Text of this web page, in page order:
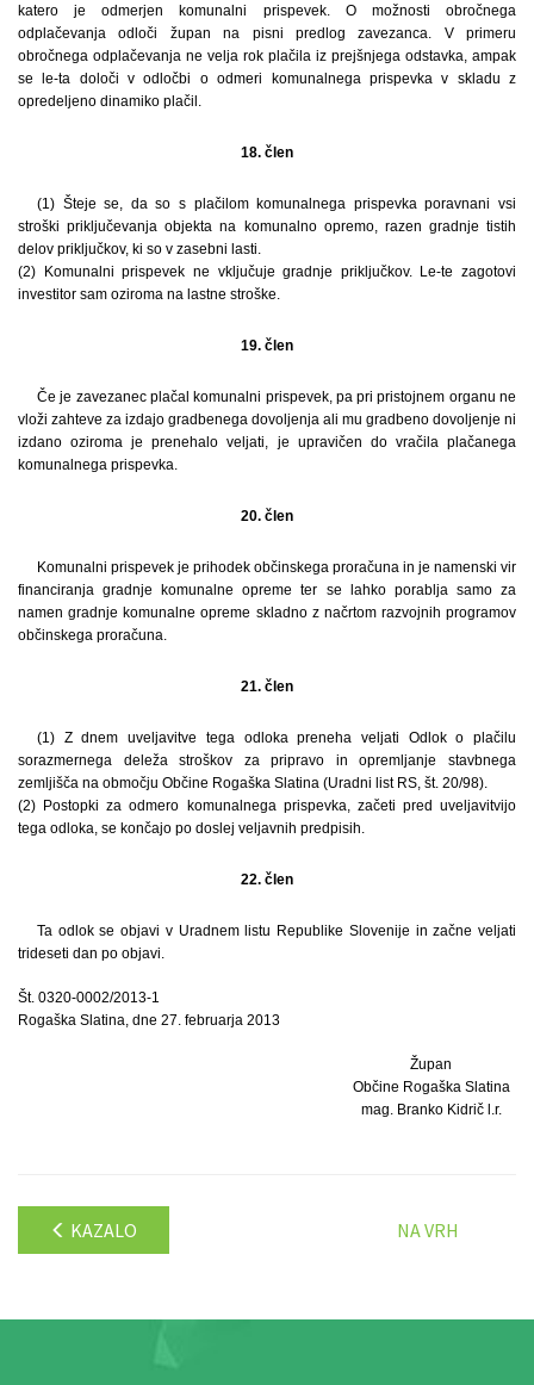
katero je odmerjen komunalni prispevek. O možnosti obročnega
odplačevanja odloči župan na pisni predlog zavezanca. V primeru
obročnega odplačevanja ne velja rok plačila iz prejšnjega odstavka, ampak
se le-ta določi v odločbi o odmeri komunalnega prispevka v skladu z
opredeljeno dinamiko plačil.
18. člen
(1) Šteje se, da so s plačilom komunalnega prispevka poravnani vsi
stroški priključevanja objekta na komunalno opremo, razen gradnje tistih
delov priključkov, ki so v zasebni lasti.
(2) Komunalni prispevek ne vključuje gradnje priključkov. Le-te zagotovi
investitor sam oziroma na lastne stroške.
19. člen
Če je zavezanec plačal komunalni prispevek, pa pri pristojnem organu ne
vloži zahteve za izdajo gradbenega dovoljenja ali mu gradbeno dovoljenje ni
izdano oziroma je prenehalo veljati, je upravičen do vračila plačanega
komunalnega prispevka.
20. člen
Komunalni prispevek je prihodek občinskega proračuna in je namenski vir
financiranja gradnje komunalne opreme ter se lahko porablja samo za
namen gradnje komunalne opreme skladno z načrtom razvojnih programov
občinskega proračuna.
21. člen
(1) Z dnem uveljavitve tega odloka preneha veljati Odlok o plačilu
sorazmernega deleža stroškov za pripravo in opremljanje stavbnega
zemljišča na območju Občine Rogaška Slatina (Uradni list RS, št. 20/98).
(2) Postopki za odmero komunalnega prispevka, začeti pred uveljavitvijo
tega odloka, se končajo po doslej veljavnih predpisih.
22. člen
Ta odlok se objavi v Uradnem listu Republike Slovenije in začne veljati
trideseti dan po objavi.
Št. 0320-0002/2013-1
Rogaška Slatina, dne 27. februarja 2013
Župan
Občine Rogaška Slatina
mag. Branko Kidrič l.r.
KAZALO NA VRH